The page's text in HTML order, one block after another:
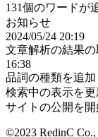
131個のワードが
お知らせ
2024/05/24 20:19
文章解析の結果の
16:38
品詞の種類を追加
検索中の表示を
サイトの公開を
©2023 RedinC Co.,